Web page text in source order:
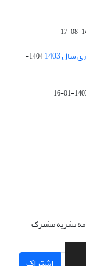
1403
1404-
1403-
نشریه مشترک